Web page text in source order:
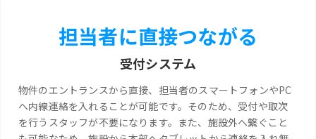
担当者に直接つながる
受付システム
物件のエントランスから直接、担当者のスマートフォンやPC
へ内線連絡を入れることが可能です。そのため、受付や取次
を行うスタッフが不要になります。また、施設外へ繋ぐこと